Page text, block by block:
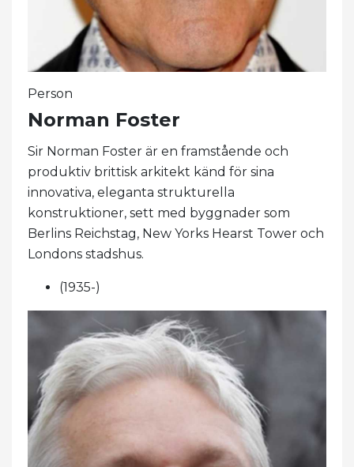
Person
Norman Foster
Sir Norman Foster är en framstående och
produktiv brittisk arkitekt känd för sina
innovativa, eleganta strukturella
konstruktioner, sett med byggnader som
Berlins Reichstag, New Yorks Hearst Tower och
Londons stadshus.
(1935-)